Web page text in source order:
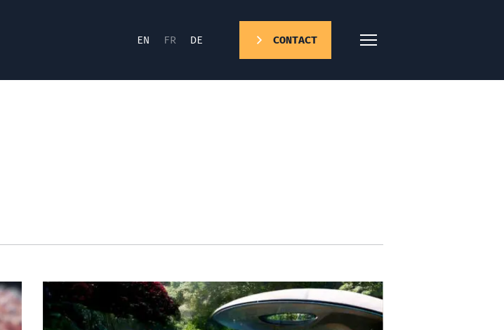
EN FR DE CONTACT